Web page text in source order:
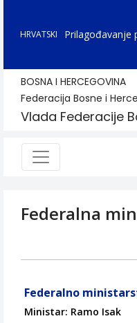
HRVATSKI Prilagođavanje
BOSNA I HERCEGOVINA
Federacija Bosne i
Vlada Federacije
Federalna
Federalno
Ministar: Ramo Isak